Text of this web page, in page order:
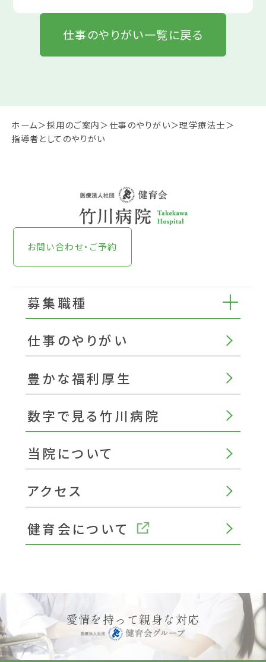
ホーム 採用のご案内 仕事のやりがい
理学療法士
指導者としてのやりがい
仕事のやりがい一覧に戻る
お問い合わせ・ご予約
募集職種
仕事のやりがい
豊かな福利厚生
数字で見る竹川病院
当院について
アクセス
健育会について
愛情を持って親身な対応